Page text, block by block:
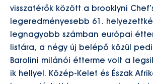
visszatérők között a brooklyni
legeredményesebb 61.
legnagyobb számban európai
listára, a négy új belépő közül
Barolini milánói étterme volt a
ik hellyel. Közép-Kelet és Észak